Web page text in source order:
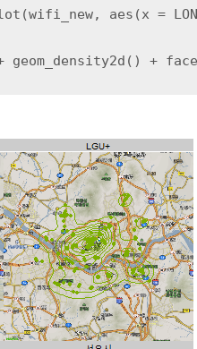
aes(x =